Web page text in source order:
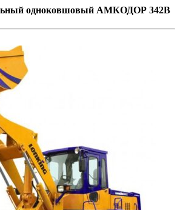
одноковшовый АМКОДОР 342В